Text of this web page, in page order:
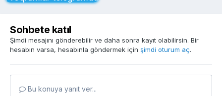
Sohbete katıl
Şimdi mesajını gönderebilir ve daha sonra kayıt olabilirsin. Bir
hesabın varsa, hesabınla göndermek için şimdi oturum aç.
Bu konuya yanıt ver...